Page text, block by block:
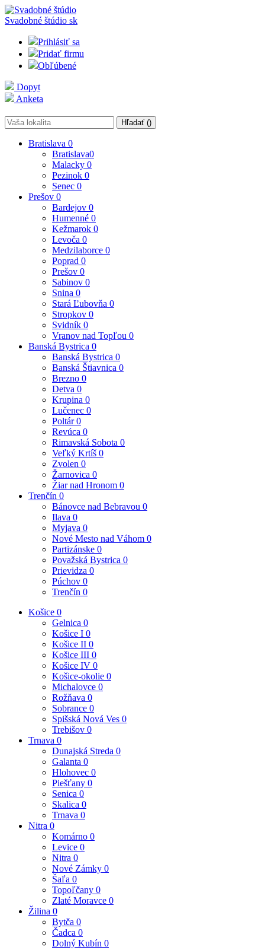
Svadobné štúdio sk
Prihlásiť sa
Pridať firmu
Obľúbené
Dopyt
Anketa
Hľadať ()
Bratislava 0
Bratislava0
Malacky 0
Pezinok 0
Senec 0
Prešov 0
Bardejov 0
Humenné 0
Kežmarok 0
Levoča 0
Medzilaborce 0
Poprad 0
Prešov 0
Sabinov 0
Snina 0
Stará Ľubovňa 0
Stropkov 0
Svidník 0
Vranov nad Topľou 0
Banská Bystrica 0
Banská Bystrica 0
Banská Štiavnica 0
Brezno 0
Detva 0
Krupina 0
Lučenec 0
Poltár0
Revúca 0
Rimavská Sobota 0
Veľký Krtíš 0
Zvolen 0
Žarnovica 0
Žiar nad Hronom 0
Trenčín 0
Bánovce nad Bebravou 0
Ilava 0
Myjava 0
Nové Mesto nad Váhom 0
Partizánske 0
Považská Bystrica 0
Prievidza 0
Púchov 0
Trenčín 0
Košice 0
Gelnica 0
Košice I 0
Košice II 0
Košice III 0
Košice IV 0
Košice-okolie 0
Michalovce 0
Rožňava 0
Sobrance 0
Spišská Nová Ves 0
Trebišov 0
Trnava 0
Dunajská Streda 0
Galanta 0
Hlohovec 0
Piešťany 0
Senica 0
Skalica 0
Trnava 0
Nitra 0
Komárno 0
Levice 0
Nitra 0
Nové Zámky 0
Šaľa 0
Topoľčany 0
Zlaté Moravce 0
Žilina 0
Bytča 0
Čadca 0
Dolný Kubín 0